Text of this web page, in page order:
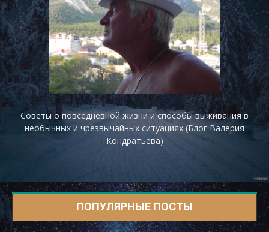
Советы о повседневной жизни и способы выживания в
необычных и чрезвычайных ситуациях (Блог Валерия
Кондратьева)
ПОПУЛЯРНЫЕ ПОСТЫ